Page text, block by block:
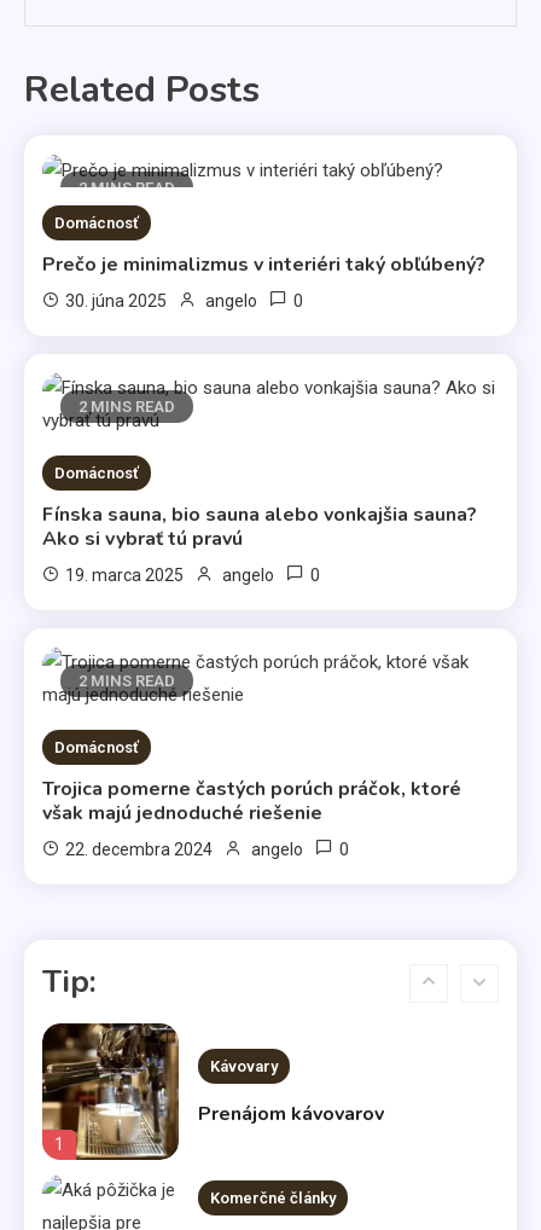
Related Posts
2 MINS READ
Domácnosť
Prečo je minimalizmus v interiéri taký obľúbený?
30. júna 2025 angelo 0
2 MINS READ
Domácnosť
Fínska sauna, bio sauna alebo vonkajšia sauna?
Ako si vybrať tú pravú
19. marca 2025 angelo 0
2 MINS READ
Domácnosť
Trojica pomerne častých porúch práčok, ktoré
však majú jednoduché riešenie
22. decembra 2024 angelo 0
Tip:
3
Všetci máme svoje slabosti
4
Káva illy
5
Vo svetle reflektorov
1
Kávovary
Prenájom kávovarov
Komerčné články